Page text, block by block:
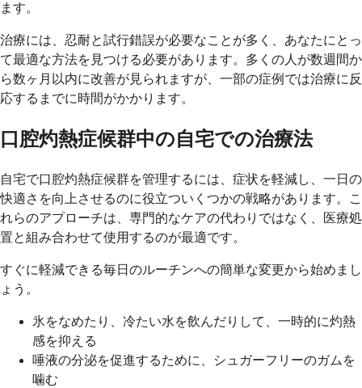
ます。
治療には、忍耐と試行錯誤が必要なことが多く、あなたにとっ
て最適な方法を見つける必要があります。多くの人が数週間か
ら数ヶ月以内に改善が見られますが、一部の症例では治療に反
応するまでに時間がかかります。
口腔灼熱症候群中の自宅での治療法
自宅で口腔灼熱症候群を管理するには、症状を軽減し、一日の
快適さを向上させるのに役立ついくつかの戦略があります。こ
れらのアプローチは、専門的なケアの代わりではなく、医療処
置と組み合わせて使用​​するのが最適です。
すぐに軽減できる毎日のルーチンへの簡単な変更から始めまし
ょう。
氷をなめたり、冷たい水を飲んだりして、一時的に灼熱
感を抑える
唾液の分泌を促進するために、シュガーフリーのガムを
噛む